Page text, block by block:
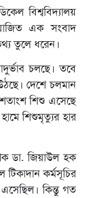
বিশ্ববিদ্যালয়
এক সংবাদ
তুলে ধরেন।
চলছে। তবে
দেশে চলমান
শিশু এসেছে
শিশুমৃত্যুর হার
ডা. জিয়াউল হক
কর্মসূচির
কিন্তু গত